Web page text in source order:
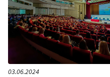
03.06.2024